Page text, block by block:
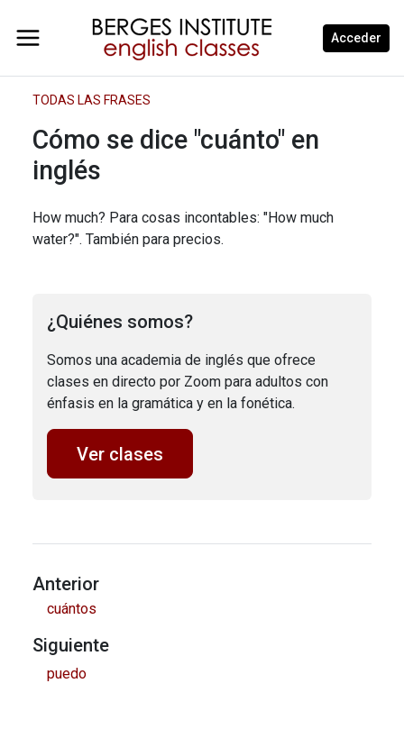
Acceder
TODAS LAS FRASES
Cómo se dice "cuánto" en
inglés
How much? Para cosas incontables: "How much
water?". También para precios.
¿Quiénes somos?
Somos una academia de inglés que ofrece
clases en directo por Zoom para adultos con
énfasis en la gramática y en la fonética.
Ver clases
Anterior
cuántos
Siguiente
puedo